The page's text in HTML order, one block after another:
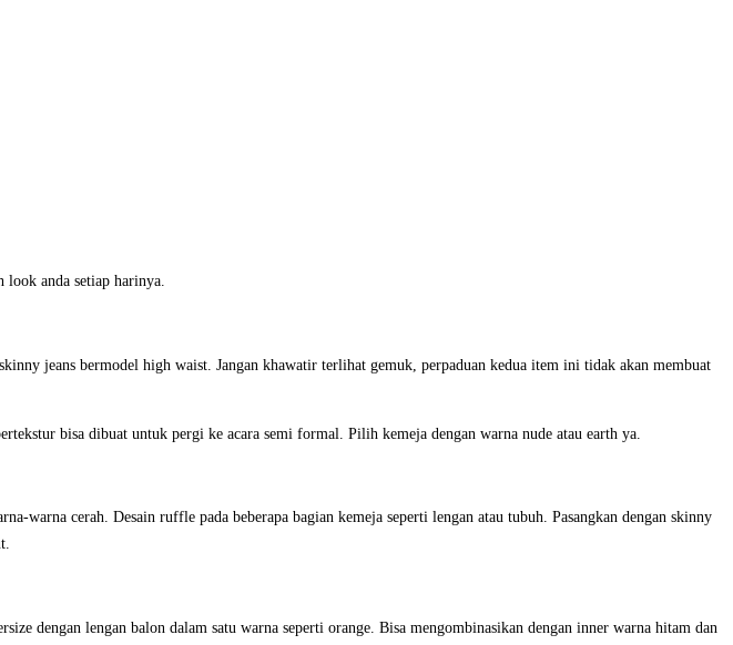
anda setiap harinya.
jeans bermodel high waist. Jangan khawatir terlihat gemuk, perpaduan kedua item ini tidak akan membuat
bisa dibuat untuk pergi ke acara semi formal. Pilih kemeja dengan warna nude atau earth ya.
warna cerah. Desain ruffle pada beberapa bagian kemeja seperti lengan atau tubuh. Pasangkan dengan skinny
dengan lengan balon dalam satu warna seperti orange. Bisa mengombinasikan dengan inner warna hitam dan